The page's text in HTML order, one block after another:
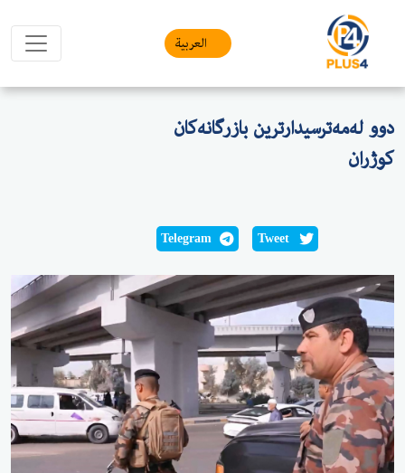
العربیة
دوو لەمەترسیدارترین بازرگانەکان
کوژران
Tweet
Telegram